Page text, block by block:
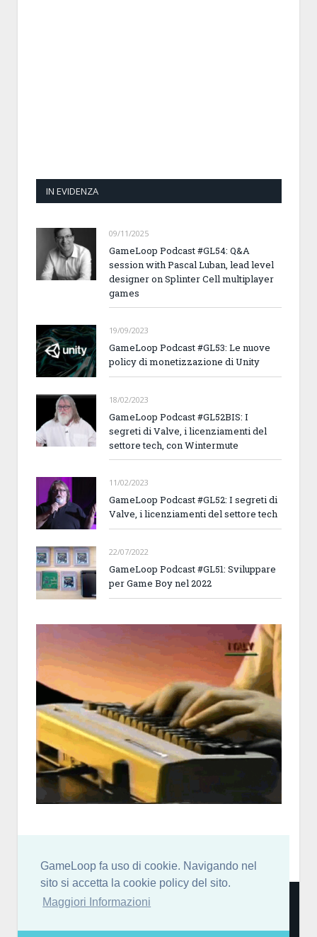
GameLoop fa uso di cookie. Navigando nel
sito si accetta la cookie policy del sito.
Maggiori Informazioni
IN EVIDENZA
09/11/2025
GameLoop Podcast #GL54: Q&A
session with Pascal Luban, lead level
designer on Splinter Cell multiplayer
games
19/09/2023
GameLoop Podcast #GL53: Le nuove
policy di monetizzazione di Unity
18/02/2023
GameLoop Podcast #GL52BIS: I
segreti di Valve, i licenziamenti del
settore tech, con Wintermute
11/02/2023
GameLoop Podcast #GL52: I segreti di
Valve, i licenziamenti del settore tech
22/07/2022
GameLoop Podcast #GL51: Sviluppare
per Game Boy nel 2022
Community italiana per sviluppatori di videogiochi: news,
blog, forum, chat discord, risorse, guide, tutorial e molto